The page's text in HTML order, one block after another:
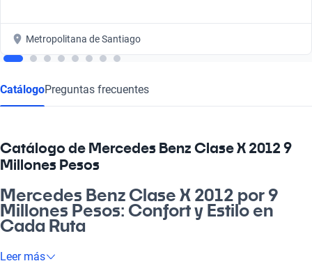
Metropolitana de Santiago
CatálogoPreguntas frecuentes
Catálogo de Mercedes Benz Clase X 2012 9
Millones Pesos
Mercedes Benz Clase X 2012 por 9
Millones Pesos: Confort y Estilo en
Cada Ruta
Si estás buscando un vehículo que te acompañe en cada
Leer más